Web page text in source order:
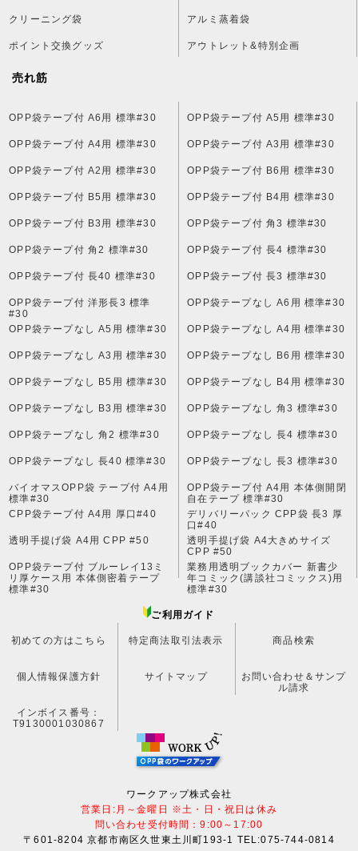
クリーニング袋 アルミ蒸着袋
ポイント交換グッズ アウトレット&特別企画
売れ筋
OPP袋テープ付 A6用 標準#30 OPP袋テープ付 A5用 標準#30
OPP袋テープ付 A4用 標準#30 OPP袋テープ付 A3用 標準#30
OPP袋テープ付 A2用 標準#30 OPP袋テープ付 B6用 標準#30
OPP袋テープ付 B5用 標準#30 OPP袋テープ付 B4用 標準#30
OPP袋テープ付 B3用 標準#30 OPP袋テープ付 角3 標準#30
OPP袋テープ付 角2 標準#30 OPP袋テープ付 長4 標準#30
OPP袋テープ付 長40 標準#30 OPP袋テープ付 長3 標準#30
OPP袋テープ付 洋形長3 標準
#30
OPP袋テープなし A6用 標準#30
OPP袋テープなし A5用 標準#30 OPP袋テープなし A4用 標準#30
OPP袋テープなし A3用 標準#30 OPP袋テープなし B6用 標準#30
OPP袋テープなし B5用 標準#30 OPP袋テープなし B4用 標準#30
OPP袋テープなし B3用 標準#30 OPP袋テープなし 角3 標準#30
OPP袋テープなし 角2 標準#30 OPP袋テープなし 長4 標準#30
OPP袋テープなし 長40 標準#30 OPP袋テープなし 長3 標準#30
バイオマスOPP袋 テープ付 A4用
標準#30
OPP袋テープ付 A4用 本体側開閉
自在テープ 標準#30
CPP袋テープ付 A4用 厚口#40
デリバリーパック CPP袋 長3 厚
口#40
透明手提げ袋 A4用 CPP #50
透明手提げ袋 A4大きめサイズ
CPP #50
OPP袋テープ付 ブルーレイ13ミ
リ厚ケース用 本体側密着テープ
標準#30
業務用透明ブックカバー 新書少
年コミック(講談社コミックス)用
標準#30
ご利用ガイド
初めての方はこちら 特定商法取引法表示 商品検索
個人情報保護方針 サイトマップ
お問い合わせ＆サンプ
ル請求
インボイス番号：
T9130001030867
ワークアップ株式会社
営業日:月～金曜日 ※土・日・祝日は休み
問い合わせ受付時間：9:00～17:00
〒601-8204 京都市南区久世東土川町193-1 TEL:075-744-0814